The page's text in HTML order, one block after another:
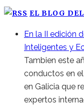
EL BLOG
En la II edición
Inteligentes y
Tambien este
conductos en
en Galicia que
expertos